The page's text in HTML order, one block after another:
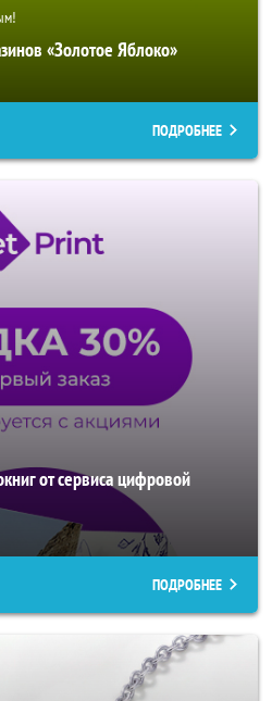
«Золотое Яблоко»
ПОДРОБНЕЕ
от сервиса цифровой
ПОДРОБНЕЕ